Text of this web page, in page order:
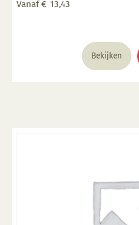
Vanaf € 13,43
Bekijken